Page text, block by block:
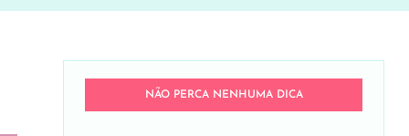
NÃO PERCA NENHUMA DICA